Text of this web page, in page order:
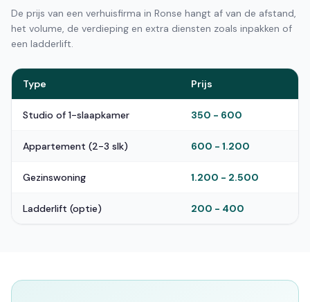
De prijs van een verhuisfirma in Ronse hangt af van de afstand,
het volume, de verdieping en extra diensten zoals inpakken of
een ladderlift.
Type Prijs
Studio of 1-slaapkamer 350 - 600
Appartement (2-3 slk) 600 - 1.200
Gezinswoning 1.200 - 2.500
Ladderlift (optie) 200 - 400